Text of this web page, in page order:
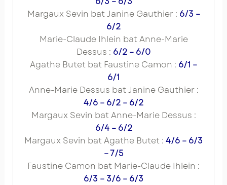
Margaux Sevin bat Janine Gauthier : 6/3 –
6/2
Marie-Claude Ihlein bat Anne-Marie
Dessus : 6/2 – 6/0
Agathe Butet bat Faustine Camon : 6/1 –
6/1
Anne-Marie Dessus bat Janine Gauthier :
4/6 – 6/2 – 6/2
Margaux Sevin bat Anne-Marie Dessus :
6/4 – 6/2
Margaux Sevin bat Agathe Butet : 4/6 – 6/3
– 7/5
Faustine Camon bat Marie-Claude Ihlein :
6/3 – 3/6 – 6/3